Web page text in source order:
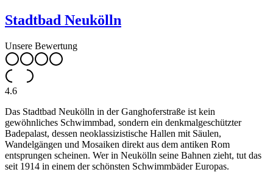
Stadtbad Neukölln
Unsere Bewertung
4.6
Das Stadtbad Neukölln in der Ganghoferstraße ist kein
gewöhnliches Schwimmbad, sondern ein denkmalgeschützter
Badepalast, dessen neoklassizistische Hallen mit Säulen,
Wandelgängen und Mosaiken direkt aus dem antiken Rom
entsprungen scheinen. Wer in Neukölln seine Bahnen zieht, tut das
seit 1914 in einem der schönsten Schwimmbäder Europas.